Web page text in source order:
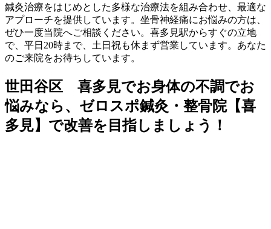
鍼灸治療をはじめとした多様な治療法を組み合わせ、最適な
アプローチを提供しています。坐骨神経痛にお悩みの方は、
ぜひ一度当院へご相談ください。喜多見駅からすぐの立地
で、平日20時まで、土日祝も休まず営業しています。あなた
のご来院をお待ちしています。
世田谷区 喜多見でお身体の不調でお
悩みなら、ゼロスポ鍼灸・整骨院【喜
多見】で改善を目指しましょう！